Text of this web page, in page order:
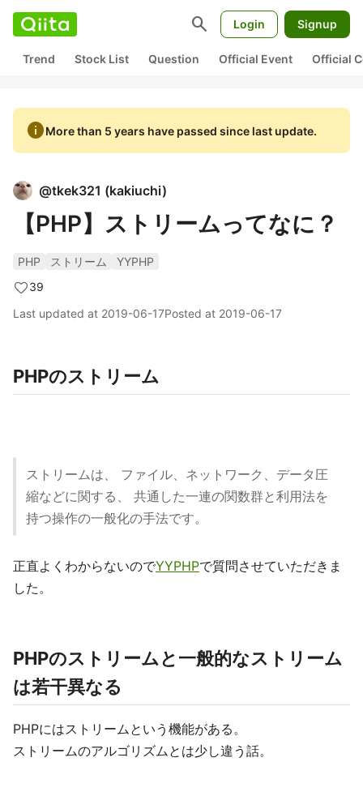
search Login Signup
Trend Stock List Question Official Event Official
infoMore than 5 years have passed since last update.
@tkek321 (kakiuchi)
【PHP】ストリームってなに？
PHP ストリーム
YYPHP
39
Last updated at 2019-06-17Posted at 2019-06-17
PHPのストリーム
ストリームは、 ファイル、ネットワーク、データ圧
縮などに関する、 共通した一連の関数群と利用法を
持つ操作の一般化の手法です。
正直よくわからないのでYYPHPで質問させていただきま
した。
PHPのストリームと一般的なストリーム
は若干異なる
PHPにはストリームという機能がある。
ストリームのアルゴリズムとは少し違う話。